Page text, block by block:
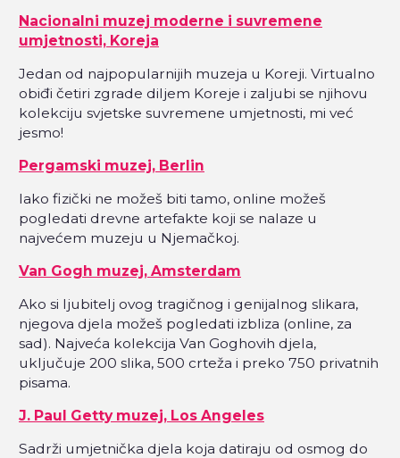
Nacionalni muzej moderne i suvremene
umjetnosti, Koreja
Jedan od najpopularnijih muzeja u Koreji. Virtualno
obiđi četiri zgrade diljem Koreje i zaljubi se njihovu
kolekciju svjetske suvremene umjetnosti, mi već
jesmo!
Pergamski muzej, Berlin
Iako fizički ne možeš biti tamo, online možeš
pogledati drevne artefakte koji se nalaze u
najvećem muzeju u Njemačkoj.
Van Gogh muzej, Amsterdam
Ako si ljubitelj ovog tragičnog i genijalnog slikara,
njegova djela možeš pogledati izbliza (online, za
sad). Najveća kolekcija Van Goghovih djela,
uključuje 200 slika, 500 crteža i preko 750 privatnih
pisama.
J. Paul Getty muzej, Los Angeles
Sadrži umjetnička djela koja datiraju od osmog do